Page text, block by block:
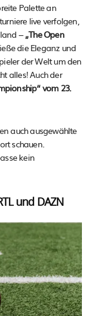
Palette an
live verfolgen,
–„The Open
die Eleganz und
der Welt um den
alles! Auch der
vom 23.
auch ausgewählte
schauen.
kein
und DAZN